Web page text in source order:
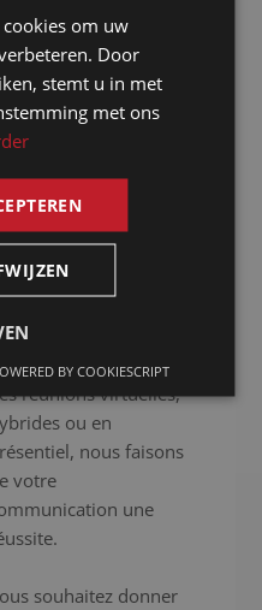
une approche
Nous
nous contentons pas
vous fournir des
un
audiovisuel
de gamme pour
sans accrocs.
vous organisiez
réunions virtuelles,
ou en
nous faisons
votre
une
souhaitez donner
FRENCH
om uw
Door
stemt u in met
met ons
BY COOKIESCRIPT